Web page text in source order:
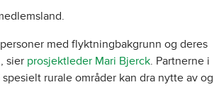
med flyktningbakgrunn og deres
sier prosjektleder Mari Bjerck. Partnerne i
rurale områder kan dra nytte av og